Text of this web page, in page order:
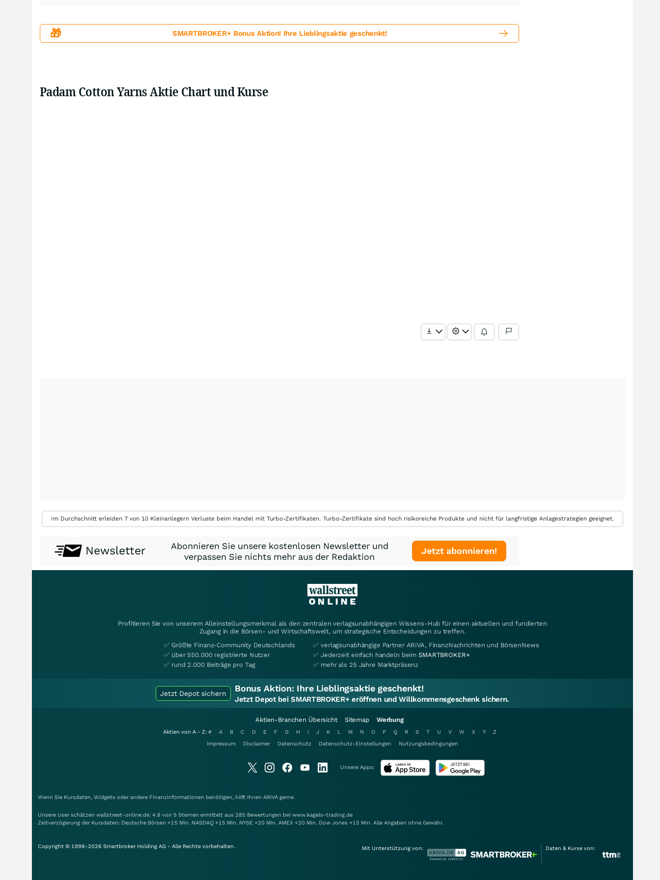
🎁 SMARTBROKER+ Bonus Aktion! Ihre Lieblingsaktie geschenkt!
Padam Cotton Yarns Aktie Chart und Kurse
Im Durchschnitt erleiden 7 von 10 Kleinanlegern Verluste beim Handel mit Turbo-Zertifikaten. Turbo-Zertifikate sind hoch risikoreiche Produkte und nicht für langfristige Anlagestrategien geeignet.
Newsletter
Abonnieren Sie unsere kostenlosen Newsletter und
verpassen Sie nichts mehr aus der Redaktion
Jetzt abonnieren!
Profitieren Sie von unserem Alleinstellungsmerkmal als den zentralen verlagsunabhängigen Wissens-Hub für einen aktuellen und fundierten
Zugang in die Börsen- und Wirtschaftswelt, um strategische Entscheidungen zu treffen.
✅ Größte Finanz-Community Deutschlands
✅ über 550.000 registrierte Nutzer
✅ rund 2.000 Beiträge pro Tag
✅ verlagsunabhängige Partner ARIVA, FinanzNachrichten und BörsenNews
✅ Jederzeit einfach handeln beimSMARTBROKER+
✅ mehr als 25 Jahre Marktpräsenz
Jetzt Depot sichern Bonus Aktion: Ihre Lieblingsaktie geschenkt!
Jetzt Depot bei SMARTBROKER+ eröffnen und Willkommensgeschenk sichern.
Aktien-Branchen Übersicht Sitemap Werbung
Aktien von A - Z: # A B C D E F G H I J K L M N O P Q R S T U V W X Y
Z
Impressum
Disclaimer Datenschutz Datenschutz-Einstellungen Nutzungsbedingungen
Unsere Apps:
Wenn Sie Kursdaten, Widgets oder andere Finanzinformationen benötigen, hilft Ihnen ARIVA gerne.
Unsere User schätzen wallstreet-online.de: 4.8 von 5 Sternen ermittelt aus 285 Bewertungen bei www.kagels-trading.de
Zeitverzögerung der Kursdaten: Deutsche Börsen +15 Min. NASDAQ +15 Min. NYSE +20 Min. AMEX +20 Min. Dow Jones +15 Min. Alle Angaben ohne Gewähr.
Copyright © 1998-2026 Smartbroker Holding AG - Alle Rechte vorbehalten. Mit Unterstützung von: Daten & Kurse von: